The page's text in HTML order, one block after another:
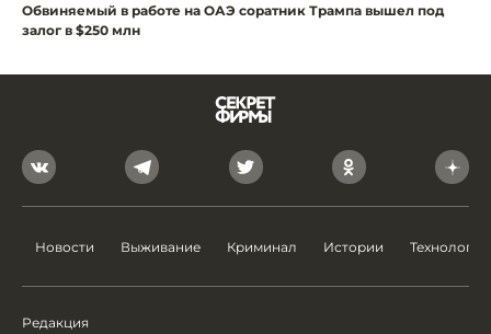
Обвиняемый в работе на ОАЭ соратник Трампа вышел под
залог в $250 млн
Новости Выживание Криминал Истории Технологии
Редакция